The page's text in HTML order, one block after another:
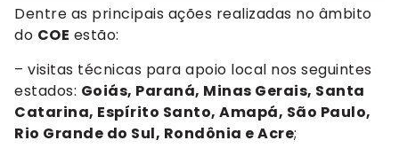
Dentre as principais ações realizadas no âmbito
do COE estão:
– visitas técnicas para apoio local nos seguintes
estados: Goiás, Paraná, Minas Gerais, Santa
Catarina, Espírito Santo, Amapá, São Paulo,
Rio Grande do Sul, Rondônia e Acre;